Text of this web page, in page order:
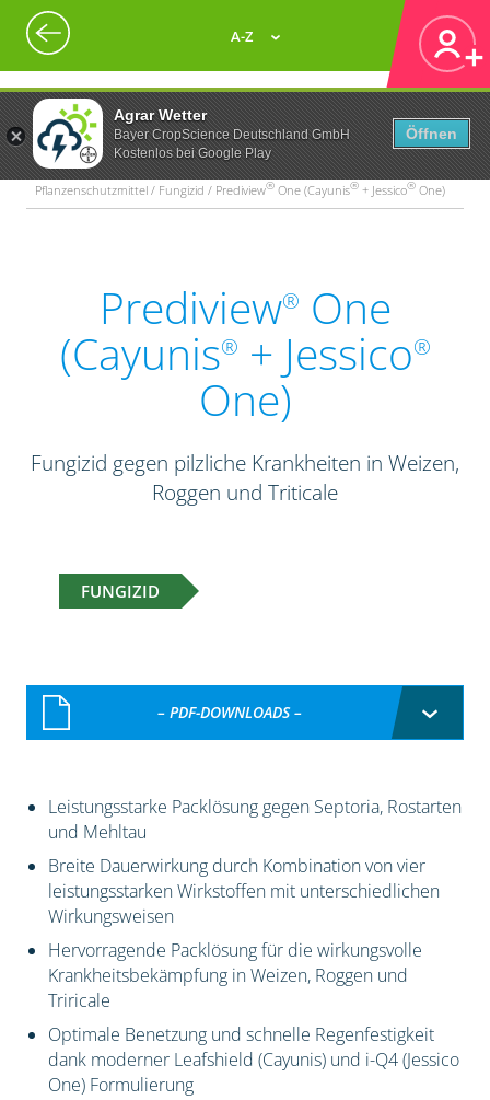
Agrar Wetter
Bayer CropScience Deutschland GmbH
Kostenlos bei Google Play
Öffnen
A-Z
Pflanzenschutzmittel / Fungizid / Prediview® One (Cayunis® + Jessico® One)
Prediview® One
(Cayunis® + Jessico®
One)
Fungizid gegen pilzliche Krankheiten in Weizen,
Roggen und Triticale
FUNGIZID
– PDF-DOWNLOADS –
Leistungsstarke Packlösung gegen Septoria, Rostarten
und Mehltau
Breite Dauerwirkung durch Kombination von vier
leistungsstarken Wirkstoffen mit unterschiedlichen
Wirkungsweisen
Hervorragende Packlösung für die wirkungsvolle
Krankheitsbekämpfung in Weizen, Roggen und
Triricale
Optimale Benetzung und schnelle Regenfestigkeit
dank moderner Leafshield (Cayunis) und i-Q4 (Jessico
One) Formulierung